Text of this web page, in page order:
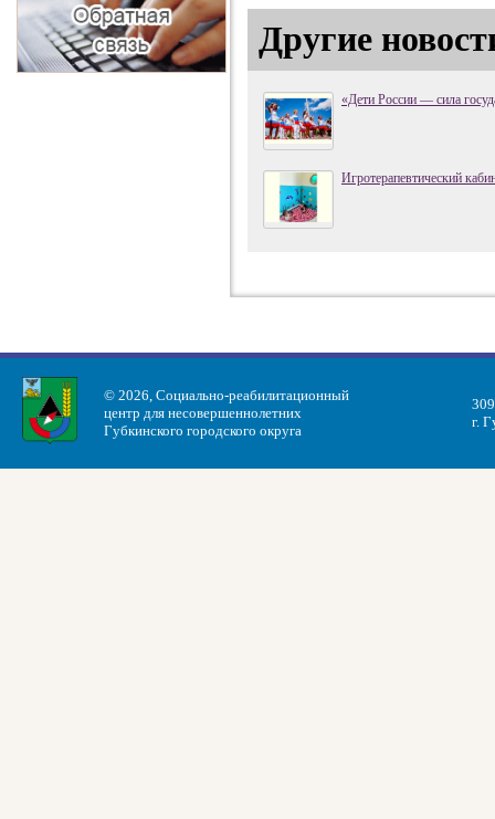
Другие
«Дети России — сила
Игротерапевтический
© 2026, Социально-реабилитационный
центр для несовершеннолетних
Губкинского городского округа
г.